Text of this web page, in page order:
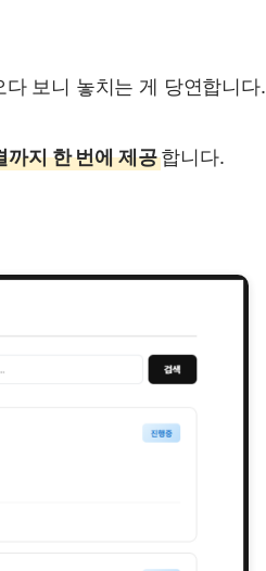
보니 놓치는 게 당연합니다.
까지 한 번에 제공 합니다.